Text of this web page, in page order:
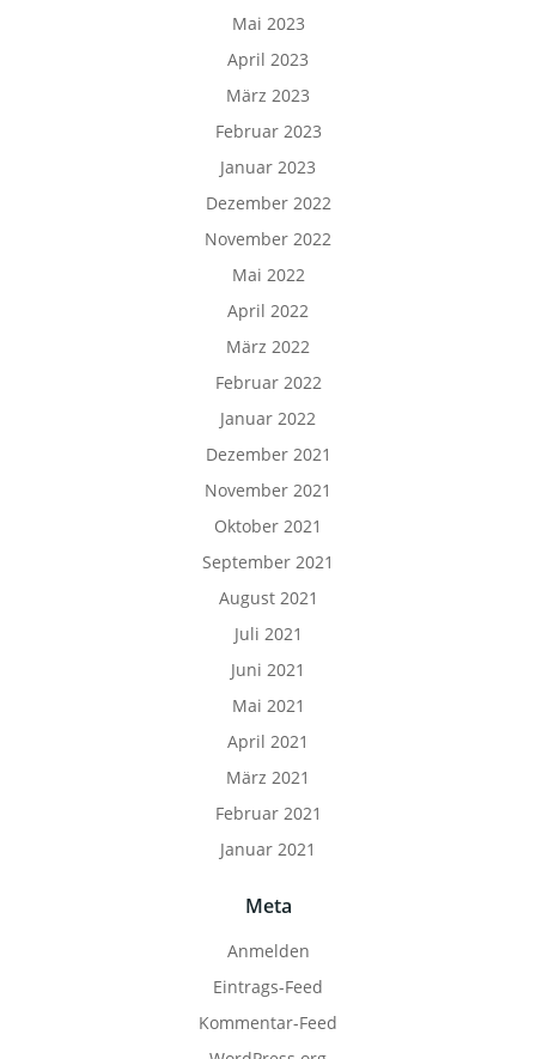
Mai 2023
April 2023
März 2023
Februar 2023
Januar 2023
Dezember 2022
November 2022
Mai 2022
April 2022
März 2022
Februar 2022
Januar 2022
Dezember 2021
November 2021
Oktober 2021
September 2021
August 2021
Juli 2021
Juni 2021
Mai 2021
April 2021
März 2021
Februar 2021
Januar 2021
Meta
Anmelden
Eintrags-Feed
Kommentar-Feed